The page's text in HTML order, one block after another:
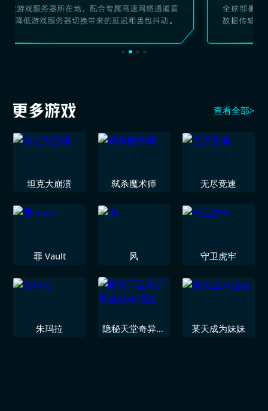
查看全部>
坦克大崩溃 弑杀魔术师 无尽竞速
罪 Vault 风 守卫虎牢
朱玛拉
隐秘天堂奇异果
某天成为妹妹